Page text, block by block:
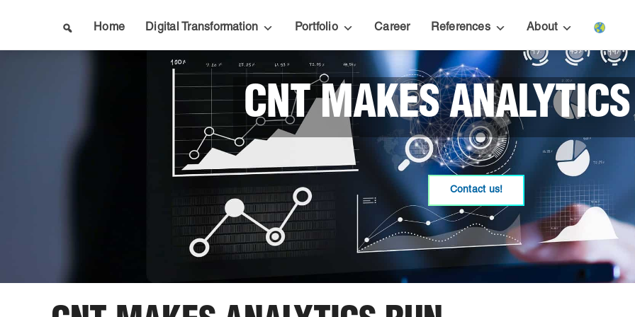
Home Digital Transformation Portfolio Career References About
CNT MAKES
Contact us!